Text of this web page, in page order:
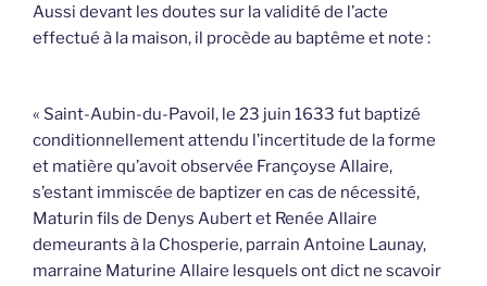
Aussi devant les doutes sur la validité de l’acte
effectué à la maison, il procède au baptême et note :
« Saint-Aubin-du-Pavoil, le 23 juin 1633 fut baptizé
conditionnellement attendu l’incertitude de la forme
et matière qu’avoit observée Françoyse Allaire,
s’estant immiscée de baptizer en cas de nécessité,
Maturin fils de Denys Aubert et Renée Allaire
demeurants à la Chosperie, parrain Antoine Launay,
marraine Maturine Allaire lesquels ont dict ne scavoir